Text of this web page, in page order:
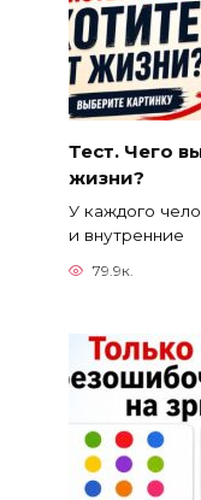
Тест. Чего
жизни?
У каждого
и внутренние
79.9к.